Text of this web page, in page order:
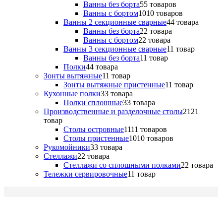
Ванны без борта55 товаров
Ванны с бортом1010 товаров
Ванны 2 секционные сварные44 товара
Ванны без борта22 товара
Ванны с бортом22 товара
Ванны 3 секционные сварные11 товар
Ванны без борта11 товар
Полки44 товара
Зонты вытяжные11 товар
Зонты вытяжные пристенные11 товар
Кухонные полки33 товара
Полки сплошные33 товара
Производственные и разделочные столы21 21
товар
Столы островные1111 товаров
Столы пристенные1010 товаров
Рукомойники33 товара
Стеллажи22 товара
Стеллажи со сплошными полками22 товара
Тележки сервировочные11 товар